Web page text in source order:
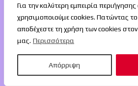
Για την καλύτερη εμπειρία
χρησιμοποιούμε cookies. Πατώντας
αποδέχεστε τη χρήση των cookies
μας. Περισσότερα
Απόρριψη